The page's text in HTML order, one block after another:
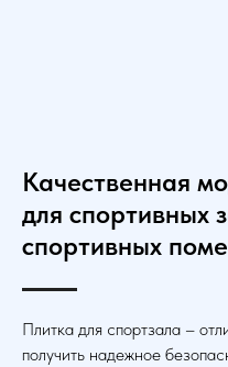
Качественная
для спортивных
спортивных
Плитка для спортзала –
получить надежное